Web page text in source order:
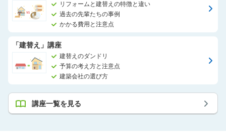
リフォームと建替えの特徴と違い
過去の先輩たちの事例
かかる費用と注意点
「建替え」講座
建替えのダンドリ
予算の考え方と注意点
建築会社の選び方
講座一覧を見る